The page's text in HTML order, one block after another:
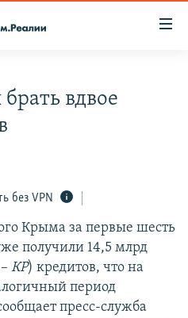
ИСТОРИЙ СОПРОТИВЛЕНИЯ
вдвое
без VPN
Крыма за первые шесть
получили 14,5 млрд
КР) кредитов, что на
период
пресс-служба